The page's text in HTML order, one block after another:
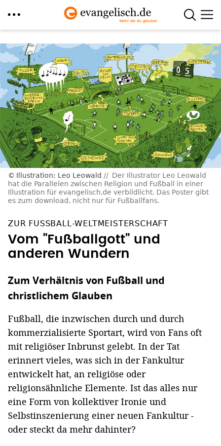
zum
Inhalt
Illustration: Leo Leowald
Der Illustrator Leo Leowald
hat die Parallelen zwischen Religion und Fußball in einer
Illustration für evangelisch.de verbildlicht. Das Poster gibt
es zum download, nicht nur für Fußballfans.
ZUR FUSSBALL-WELTMEISTERSCHAFT
Vom "Fußballgott" und
anderen Wundern
Zum Verhältnis von Fußball und
christlichem Glauben
Fußball, die inzwischen durch und durch
kommerzialisierte Sportart, wird von Fans oft
mit religiöser Inbrunst gelebt. In der Tat
erinnert vieles, was sich in der Fankultur
entwickelt hat, an religiöse oder
religionsähnliche Elemente. Ist das alles nur
eine Form von kollektiver Ironie und
Selbstinszenierung einer neuen Fankultur -
oder steckt da mehr dahinter?